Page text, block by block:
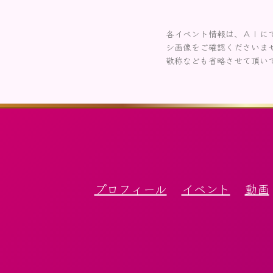
各イベント情報は、ＡＩに
シ画像をご確認くださいま
敬称なども省略させて頂い
プロフィール イベント 動画